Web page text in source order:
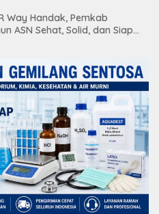
Way Handak, Pemkab
ASN Sehat, Solid, dan Siap